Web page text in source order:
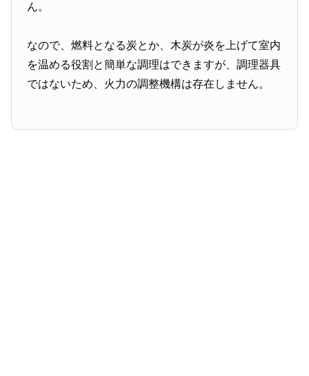
ん。
なので、燃料となる炭とか、木炭が炎を上げて室内
を温める役割と簡単な調理はできますが、調理器具
ではないため、火力の調整機構は存在しません。